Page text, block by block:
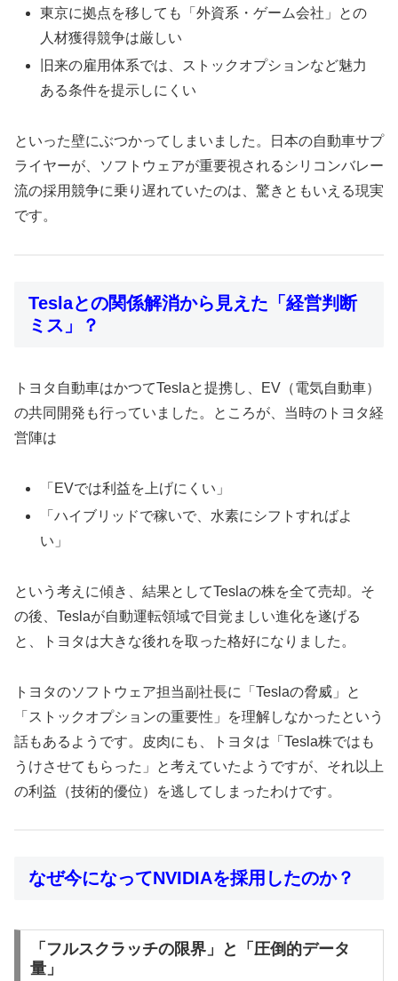
東京に拠点を移しても「外資系・ゲーム会社」との
人材獲得競争は厳しい
旧来の雇用体系では、ストックオプションなど魅力
ある条件を提示しにくい
といった壁にぶつかってしまいました。日本の自動車サプ
ライヤーが、ソフトウェアが重要視されるシリコンバレー
流の採用競争に乗り遅れていたのは、驚きともいえる現実
です。
Teslaとの関係解消から見えた「経営判断
ミス」？
トヨタ自動車はかつてTeslaと提携し、EV（電気自動車）
の共同開発も行っていました。ところが、当時のトヨタ経
営陣は
「EVでは利益を上げにくい」
「ハイブリッドで稼いで、水素にシフトすればよ
い」
という考えに傾き、結果としてTeslaの株を全て売却。そ
の後、Teslaが自動運転領域で目覚ましい進化を遂げる
と、トヨタは大きな後れを取った格好になりました。
トヨタのソフトウェア担当副社長に「Teslaの脅威」と
「ストックオプションの重要性」を理解しなかったという
話もあるようです。皮肉にも、トヨタは「Tesla株ではも
うけさせてもらった」と考えていたようですが、それ以上
の利益（技術的優位）を逃してしまったわけです。
なぜ今になってNVIDIAを採用したのか？
「フルスクラッチの限界」と「圧倒的データ
量」